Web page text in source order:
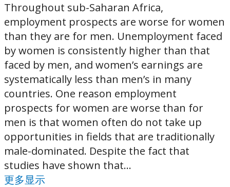
Throughout sub-Saharan Africa,
employment prospects are worse for women
than they are for men. Unemployment faced
by women is consistently higher than that
faced by men, and women’s earnings are
systematically less than men’s in many
countries. One reason employment
prospects for women are worse than for
men is that women often do not take up
opportunities in fields that are traditionally
male-dominated. Despite the fact that
studies have shown that...
更多显示